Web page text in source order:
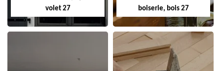
volet 27
boiserie, bois 27